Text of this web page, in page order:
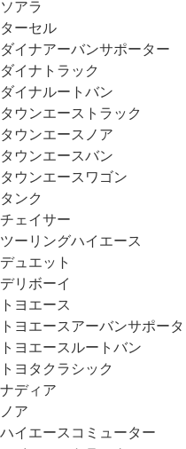
ソアラ
ターセル
ダイナアーバンサポーター
ダイナトラック
ダイナルートバン
タウンエーストラック
タウンエースノア
タウンエースバン
タウンエースワゴン
タンク
チェイサー
ツーリングハイエース
デュエット
デリボーイ
トヨエース
トヨエースアーバンサポータ
トヨエースルートバン
トヨタクラシック
ナディア
ノア
ハイエースコミューター